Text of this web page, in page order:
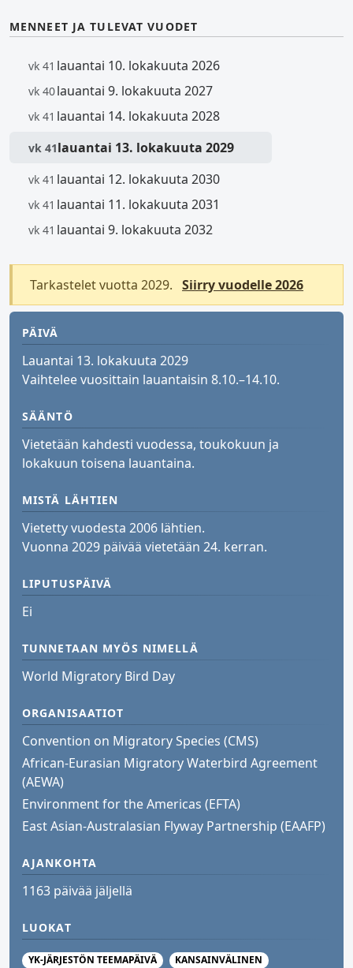
MENNEET JA TULEVAT VUODET
vk 41 lauantai 10. lokakuuta 2026
vk 40lauantai 9. lokakuuta 2027
vk 41 lauantai 14. lokakuuta 2028
vk 41lauantai 13. lokakuuta 2029
vk 41 lauantai 12. lokakuuta 2030
vk 41 lauantai 11. lokakuuta 2031
vk 41 lauantai 9. lokakuuta 2032
Tarkastelet vuotta 2029. Siirry vuodelle 2026
PÄIVÄ
Lauantai 13. lokakuuta 2029
Vaihtelee vuosittain lauantaisin 8.10.–14.10.
SÄÄNTÖ
Vietetään kahdesti vuodessa, toukokuun ja
lokakuun toisena lauantaina.
MISTÄ LÄHTIEN
Vietetty vuodesta 2006 lähtien.
Vuonna 2029 päivää vietetään 24. kerran.
LIPUTUSPÄIVÄ
Ei
TUNNETAAN MYÖS NIMELLÄ
World Migratory Bird Day
ORGANISAATIOT
Convention on Migratory Species (CMS)
African-Eurasian Migratory Waterbird Agreement
(AEWA)
Environment for the Americas (EFTA)
East Asian-Australasian Flyway Partnership (EAAFP)
AJANKOHTA
1163 päivää jäljellä
LUOKAT
YK-JÄRJESTÖN TEEMAPÄIVÄ KANSAINVÄLINEN